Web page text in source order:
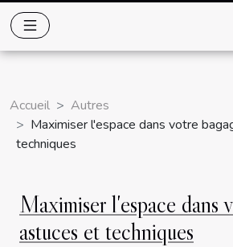
Accueil
Autres
Maximiser l'espace dans votre
techniques
Maximiser l'espace dans
astuces et techniques